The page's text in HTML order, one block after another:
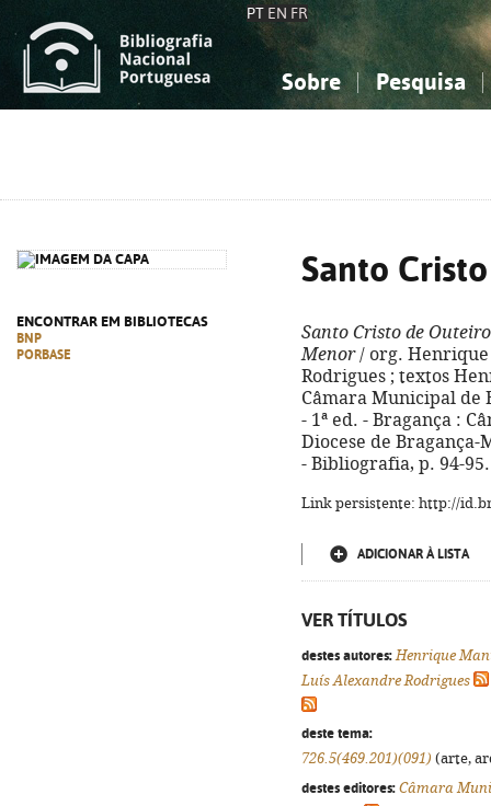
PT EN FR
Sobre Pesquisa
ENCONTRAR EM BIBLIOTECAS
BNP
PORBASE
Santo
Santo Cristo de Outeiro
Menor/ org. Henrique
Rodrigues ; textos
Câmara Municipal de
- 1ª ed. - Bragança :
Diocese de Bragança-
- Bibliografia, p. 94-95.
Link persistente: http://
ADICIONAR À LISTA
VER TÍTULOS
destes autores: Henrique
Luís Alexandre Rodrigues
deste tema:
726.5(469.201)(091) (arte,
destes editores: Câmara